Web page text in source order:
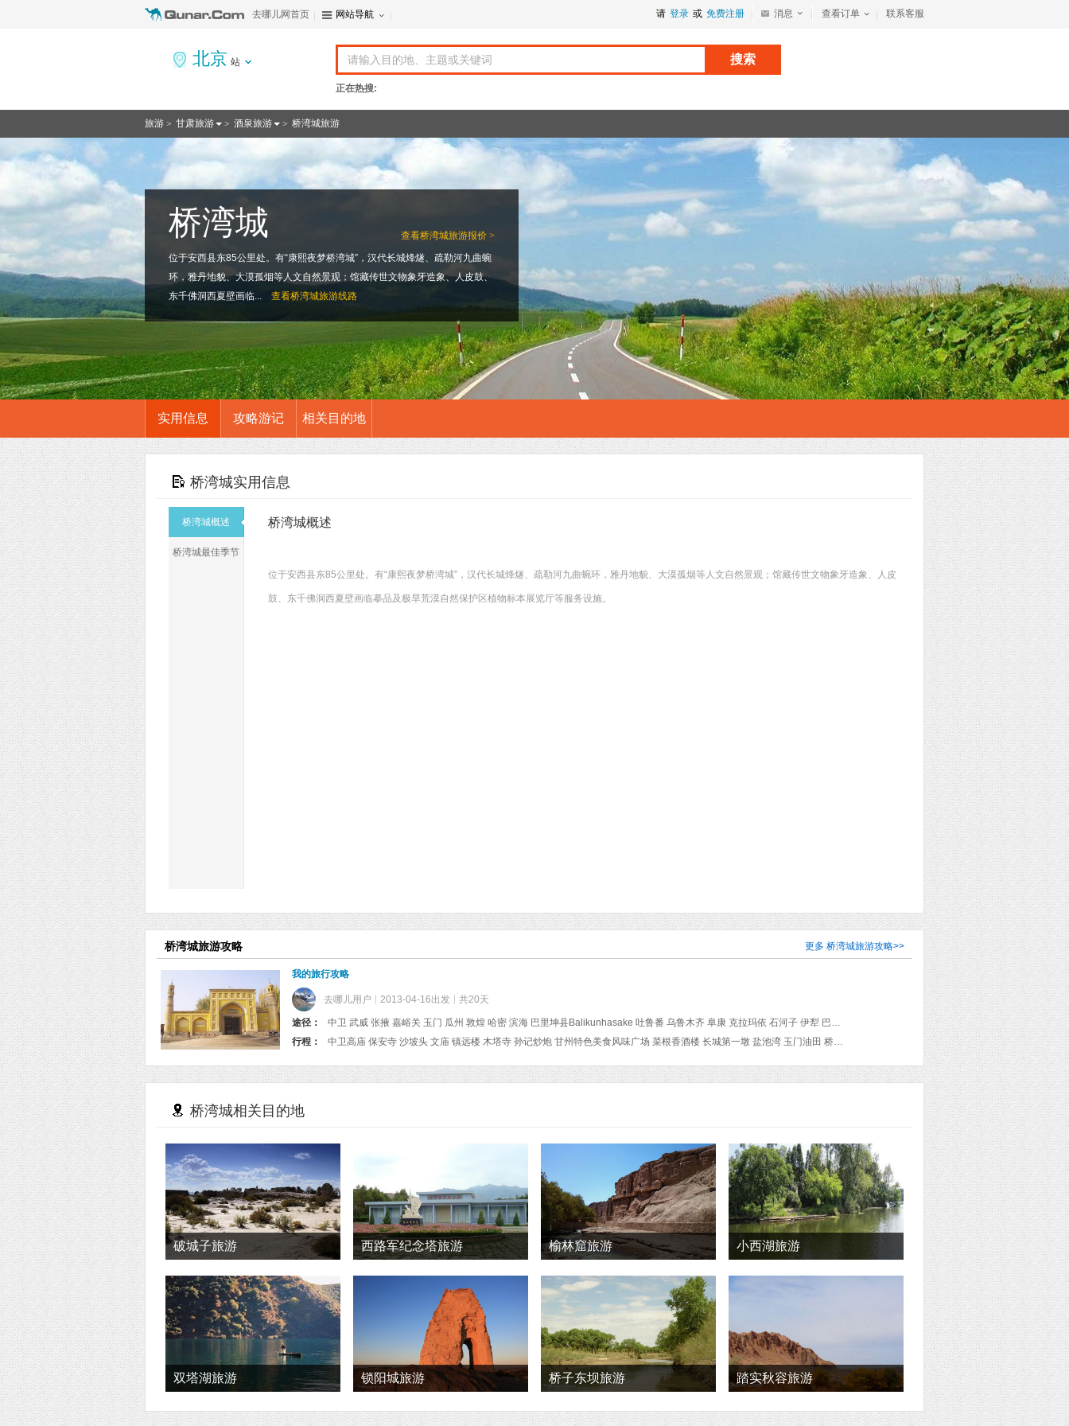
请 登录 或 免费注册 消息 查看订单 联系客服
去哪儿网首页 网站导航
北京 站 搜索
正在热搜:
旅游 > 甘肃旅游 > 酒泉旅游 > 桥湾城旅游
查看桥湾城旅游报价 >
桥湾城
位于安西县东85公里处。有“康熙夜梦桥湾城”，汉代长城烽燧、疏勒河九曲蜿
环，雅丹地貌、大漠孤烟等人文自然景观；馆藏传世文物象牙造象、人皮鼓、
东千佛洞西夏壁画临...
查看桥湾城旅游线路
实用信息 攻略游记 相关目的地
桥湾城实用信息
桥湾城概述
桥湾城最佳季节
桥湾城概述
位于安西县东85公里处。有“康熙夜梦桥湾城”，汉代长城烽燧、疏勒河九曲蜿环，雅丹地貌、大漠孤烟等人文自然景观；馆藏传世文物象牙造象、人皮
鼓、东千佛洞西夏壁画临摹品及极旱荒漠自然保护区植物标本展览厅等服务设施。
桥湾城旅游攻略 更多 桥湾城旅游攻略>>
我的旅行攻略
去哪儿用户 2013-04-16出发 共20天
途径：
中卫 武威 张掖 嘉峪关 玉门 瓜州 敦煌 哈密 滨海 巴里坤县Balikunhasake 吐鲁番 乌鲁木齐 阜康 克拉玛依 石河子 伊犁 巴音郭楞 库车 阿克苏 温宿 喀什 喀什市 叶城 和田 洛浦 尉犁 轮台 库尔勒
行程：
中卫高庙 保安寺 沙坡头 文庙 镇远楼 木塔寺 孙记炒炮 甘州特色美食风味广场 菜根香酒楼 长城第一墩 盐池湾 玉门油田 桥湾城 敦煌 莫高窟 鸣沙山月牙泉 玉门关 哈密博物馆 盖斯墓 哈密回王墓 福星宫美食广场 重庆老妈火锅 白石头 天山风景名胜区 丝路烽燧 巴里坤湖 高昌故城 天马家园超市 坎儿井民俗园 维吾尔古村 亚洲大陆地理中心 五月花(和田街店) 天山天池 泥火山 巴音沟河 玉石缘和田玉 白果轩干果店 那拉提国家森林公园 那拉提旅游风景区 巴音布鲁克草原 巴音布鲁克天鹅湖 天山神秘大峡谷 双龙池 库车温州大酒店 龟兹古城 库车大寺 库车王府 温宿托木尔大峡谷 小南街抓饭王 艾提尕民族文化旅游风景区 艾提尕尔清真寺 金噢尔达饮食 香妃墓 喀什博物馆 高台民居 欧日大 喀什大巴扎 中西亚国际大巴扎 盘橐城景区 棋盘千佛洞 丝绸之路南道 国际大巴扎阿力屯波依服装商场 和田温州大酒店 和田胡杨林 塔里木河与塔克拉玛干游览区 塔里木河大桥 塔里木胡杨林公园 天堂大峡谷 沙伊东香梨园 石锅拌饭
桥湾城相关目的地
破城子旅游 西路军纪念塔旅游 榆林窟旅游 小西湖旅游
双塔湖旅游 锁阳城旅游 桥子东坝旅游 踏实秋容旅游